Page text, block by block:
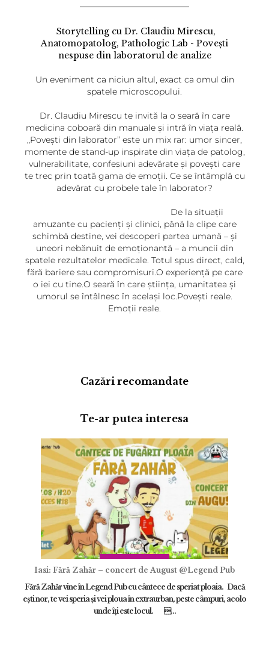
Storytelling cu Dr. Claudiu Mirescu,
Anatomopatolog, Pathologic Lab - Poveşti
nespuse din laboratorul de analize
Un eveniment ca niciun altul, exact ca omul din
spatele microscopului.
Dr. Claudiu Mirescu te invită la o seară în care
medicina coboară din manuale și intră în viața reală.
„Povești din laborator” este un mix rar: umor sincer,
momente de stand-up inspirate din viața de patolog,
vulnerabilitate, confesiuni adevărate și povești care
te trec prin toată gama de emoții. Ce se întâmplă cu
adevărat cu probele tale în laborator?
De la situații
amuzante cu pacienți și clinici, până la clipe care
schimbă destine, vei descoperi partea umană – și
uneori nebănuit de emoționantă – a muncii din
spatele rezultatelor medicale. Totul spus direct, cald,
fără bariere sau compromisuri.O experiență pe care
o iei cu tine.O seară în care știința, umanitatea și
umorul se întâlnesc în același loc.Povești reale.
Emoții reale.
Adaugă review
ÎNCARCA IMAGINI
Cazări recomandate
Te-ar putea interesa
Iasi: Fără Zahăr – concert de August @Legend Pub
Fără Zahăr vine în Legend Pub cu cântece de speriat ploaia. Dacă
eşti nor, te vei speria şi vei ploua în extraurban, peste câmpuri, acolo
unde îţi este locul. ...